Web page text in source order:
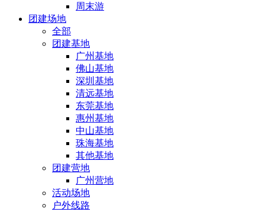
周末游
团建场地
全部
团建基地
广州基地
佛山基地
深圳基地
清远基地
东莞基地
惠州基地
中山基地
珠海基地
其他基地
团建营地
广州营地
活动场地
户外线路